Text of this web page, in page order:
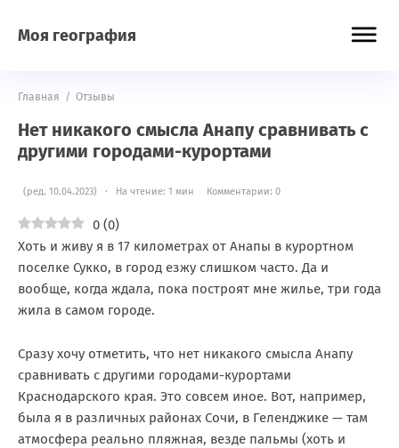
Моя география
Главная / Отзывы
Нет никакого смысла Анапу сравнивать с
другими городами-курортами
(ред. 10.04.2023) · На чтение: 1 мин Комментарии: 0
0 (0)
Хоть и живу я в 17 километрах от Анапы в курортном
поселке Сукко, в город езжу слишком часто. Да и
вообще, когда ждала, пока построят мне жилье, три года
жила в самом городе.
Сразу хочу отметить, что нет никакого смысла Анапу
сравнивать с другими городами-курортами
Краснодарского края. Это совсем иное. Вот, например,
была я в различных районах Сочи, в Геленджике — там
атмосфера реально пляжная, везде пальмы (хоть и